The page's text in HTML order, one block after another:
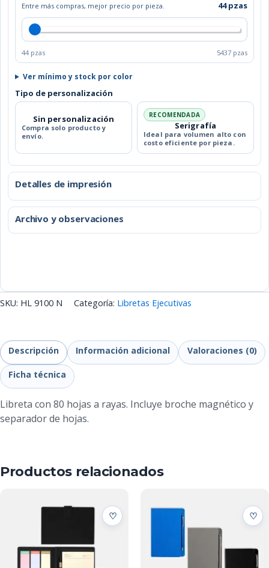
Entre más compras, mejor precio por pieza. 44 pzas
44 pzas 5437 pzas
Ver mínimo y stock por color
Tipo de personalización
Sin personalización
Compra solo producto y
envío.
RECOMENDADA
Serigrafía
Ideal para volumen alto con
costo eficiente por pieza.
Detalles de impresión
Archivo y observaciones
SKU: HL 9100 N Categoría: Libretas Ejecutivas
Descripción Información adicional Valoraciones (0)
Ficha técnica
Libreta con 80 hojas a rayas. Incluye broche magnético y
separador de hojas.
Productos relacionados